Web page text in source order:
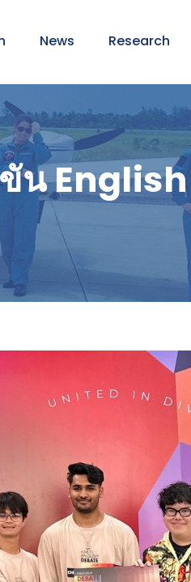
News Research
น